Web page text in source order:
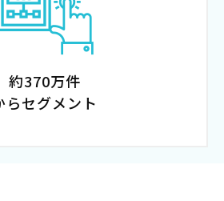
約370万件
らセグメント